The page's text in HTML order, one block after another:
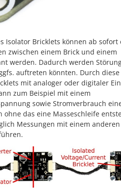
Isolator Bricklets können ab sofort
zwischen einem Brick und einem
werden. Dadurch werden
auftreten könnten. Durch diese
mit analoger oder digitaler
zum Beispiel mit einem
sowie Stromverbrauch
ohne das eine Masseschleife
Messungen mit einem anderen